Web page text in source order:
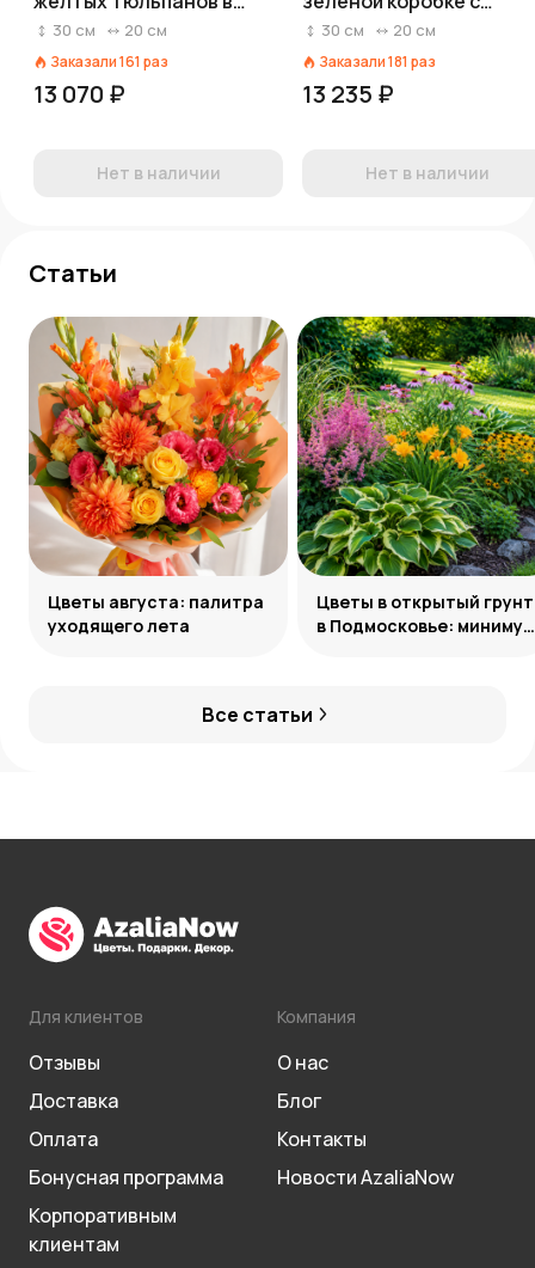
черной коробке
30 см 20 см
Заказали161 раз
13 070 ₽
Нет в наличии
лентой
30 см 20 см
Заказали181 раз
13 235 ₽
Нет в наличии
Статьи
Все статьи
Цветы августа: палитра
уходящего лета
Цветы в открытый грунт
в Подмосковье: минимум
Для клиентов
Отзывы
Доставка
Оплата
Бонусная программа
Корпоративным
клиентам
Компания
О нас
Блог
Контакты
Новости AzaliaNow